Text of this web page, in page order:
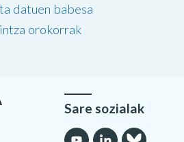
datuen babesa
orokorrak
Sare sozialak